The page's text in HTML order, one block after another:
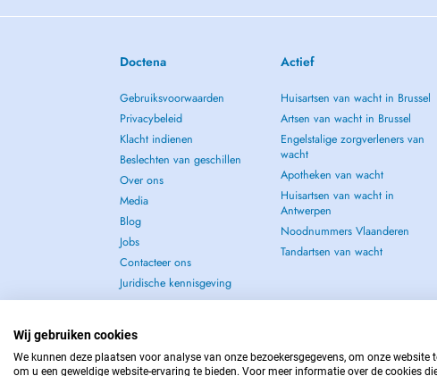
Doctena
Gebruiksvoorwaarden
Privacybeleid
Klacht indienen
Beslechten van geschillen
Over ons
Media
Blog
Jobs
Contacteer ons
Juridische kennisgeving
Actief
Huisartsen van wacht in Brussel
Artsen van wacht in Brussel
Engelstalige zorgverleners van
wacht
Apotheken van wacht
Huisartsen van wacht in
Antwerpen
Noodnummers Vlaanderen
Tandartsen van wacht
Wij gebruiken cookies
We kunnen deze plaatsen voor analyse van onze bezoekersgegevens, om onze website
om u een geweldige website-ervaring te bieden. Voor meer informatie over de cookies